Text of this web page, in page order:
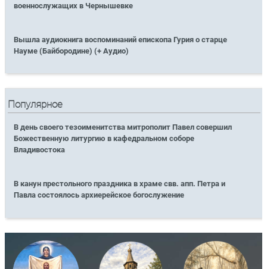
военнослужащих в Чернышевке
Вышла аудиокнига воспоминаний епископа Гурия о старце
Науме (Байбородине) (+ Аудио)
Популярное
В день своего тезоименитства митрополит Павел совершил
Божественную литургию в кафедральном соборе
Владивостока
В канун престольного праздника в храме свв. апп. Петра и
Павла состоялось архиерейское богослужение